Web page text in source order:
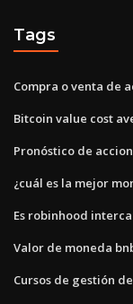
Tags
Compra o venta de
Bitcoin value cost
Pronóstico de
¿cuál es la mejor
Es robinhood
Valor de moneda
Cursos de gestión